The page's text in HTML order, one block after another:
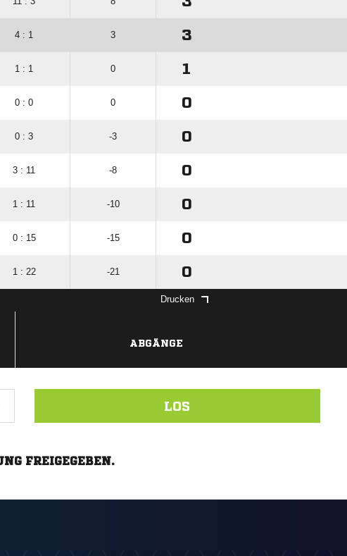
4 : 1 3 3
1 : 1 0 1
0 : 0 0 0
0 : 3 -3 0
3 : 11 -8 0
1 : 11 -10 0
0 : 15 -15 0
1 : 22 -21 0
Drucken
ABGÄNGE
LOS
FREIGEGEBEN.